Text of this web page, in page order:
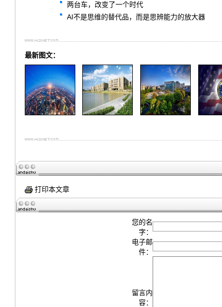
两台车，改变了一个时代
AI不是思维的替代品，而是思辨能力的放大器
最新图文：
打印本文章
您的名
字：
电子邮
件：
留言内
容：